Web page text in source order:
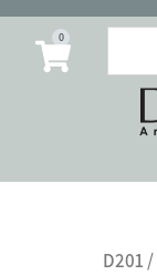
0
/ D201